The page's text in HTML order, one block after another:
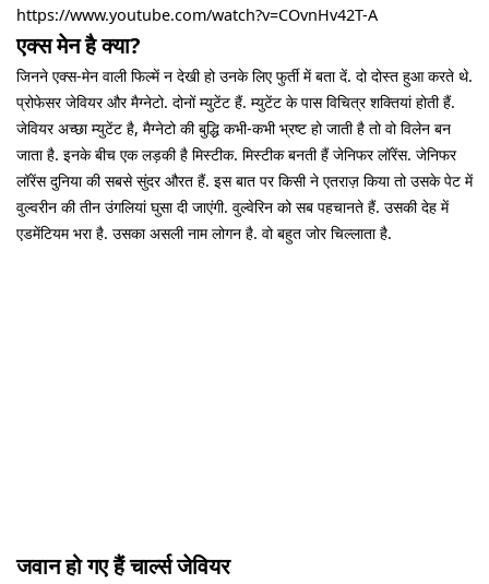
https://www.youtube.com/watch?v=COvnHv42T-A
एक्स मेन है क्या?
जिनने एक्स-मेन वाली फिल्में न देखी हो उनके लिए फुर्ती में बता दें. दो दोस्त हुआ करते थे.
प्रोफेसर जेवियर और मैग्नेटो. दोनों म्युटेंट हैं. म्युटेंट के पास विचित्र शक्तियां होती हैं.
जेवियर अच्छा म्युटेंट है, मैग्नेटो की बुद्धि कभी-कभी भ्रष्ट हो जाती है तो वो विलेन बन
जाता है. इनके बीच एक लड़की है मिस्टीक. मिस्टीक बनती हैं जेनिफर लॉरेंस. जेनिफर
लॉरेंस दुनिया की सबसे सुंदर औरत हैं. इस बात पर किसी ने एतराज़ किया तो उसके पेट में
वुल्वरीन की तीन उंगलियां घुसा दी जाएंगी. वुल्वेरिन को सब पहचानते हैं. उसकी देह में
एडमेंटियम भरा है. उसका असली नाम लोगन है. वो बहुत जोर चिल्लाता है.
जवान हो गए हैं चार्ल्स जेवियर